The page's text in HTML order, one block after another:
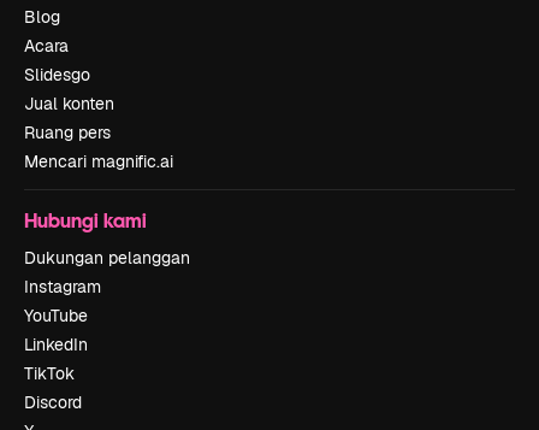
Blog
Acara
Slidesgo
Jual konten
Ruang pers
Mencari magnific.ai
Hubungi kami
Dukungan pelanggan
Instagram
YouTube
LinkedIn
TikTok
Discord